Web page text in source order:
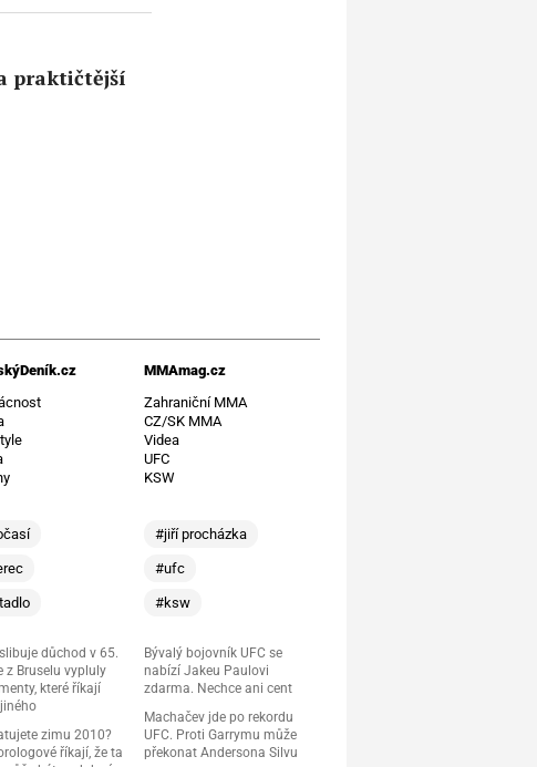
praktičtější
důchod v 65.
z Bruselu vypluly
které říkají
zimu 2010?
říkají, že ta
MMAmag.cz
Zahraniční MMA
CZ/SK MMA
Videa
UFC
KSW
#jiří procházka
#ufc
#ksw
Bývalý bojovník UFC se
nabízí Jakeu Paulovi
zdarma. Nechce ani cent
Machačev jde po rekordu
UFC. Proti Garrymu může
překonat Andersona Silvu